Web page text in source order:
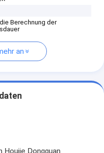
Berechnung der
an
Houjie Dongguan